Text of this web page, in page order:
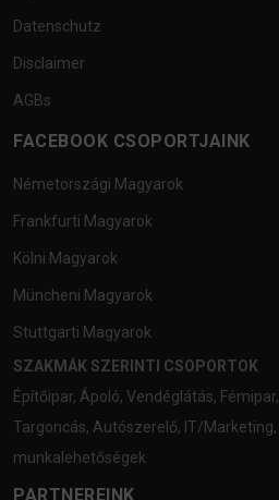
Datenschutz
Disclaimer
AGBs
FACEBOOK CSOPORTJAINK
Németországi Magyarok
Frankfurti Magyarok
Kölni Magyarok
Müncheni Magyarok
Stuttgarti Magyarok
SZAKMÁK SZERINTI CSOPORTOK
Építőipar, Ápoló, Vendéglátás, Fémipar,
Targoncás, Autószerelő, IT/Marketing,
munkalehetőségek
PARTNEREINK